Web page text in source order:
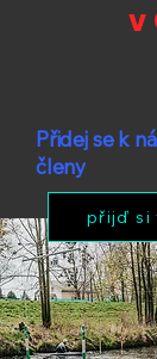
v
Přidej se k
členy
přijď si